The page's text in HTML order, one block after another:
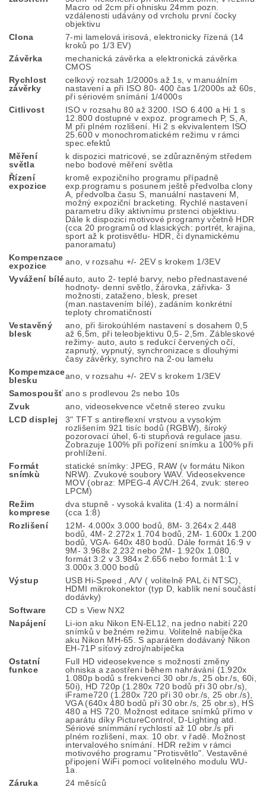
Macro od 2cm při ohnisku 24mm pozn.
vzdálenosti udávány od vrcholu první čocky
objektivu
Clona
7-mi lamelová irisová, elektronicky řízená (14
kroků po 1/3 EV)
Závěrka
mechanická závěrka a elektronická závěrka
CMOS
Rychlost
závěrky
celkový rozsah 1/2000s až 1s, v manuálním
nastavení a při ISO 80- 400 čas 1/2000s až 60s,
při sériovém snímání 1/4000s
Citlivost
ISO v rozsahu 80 až 3200. ISO 6.400 a Hi 1 s
12.800 dostupné v expoz. programech P, S, A,
M při plném rozlišení. Hi 2 s ekvivalentem ISO
25.600 v monochromatickém režimu v rámci
spec.efektů
Měření
světla
k dispozici matricové, se zdůrazněným středem
nebo bodové měření světla
Řízení
expozice
kromě expozičního programu případně
exp.programu s posunem ještě předvolba clony
A, předvolba času S, manuální nastaveni M,
možný expoziční bracketing. Rychlé nastavení
parametru díky aktivnímu prstenci objektivu.
Dále k dispozici motivové programy včetně HDR
(cca 20 programů od klasických: portrét, krajina,
sport až k protisvětlu- HDR, či dynamickému
panoramatu)
Kompenzace
expozice
ano, v rozsahu +/- 2EV s krokem 1/3EV
Vyvážení bíléauto, auto 2- teplé barvy, nebo přednastavené
hodnoty- denní světlo, žárovka, zářivka- 3
možnosti, zataženo, blesk, preset
(man.nastavením bílé), zadáním konkrétní
teploty chromatičnosti
Vestavěný
blesk
ano, při širokoúhlém nastavení s dosahem 0,5
až 6,5m, při teleobjektivu 0,5- 2,5m. Zábleskové
režimy- auto, auto s redukcí červených očí,
zapnutý, vypnutý, synchronizace s dlouhými
časy závěrky, synchro na 2-ou lamelu
Kompemzace
blesku
ano, v rozsahu +/- 2EV s krokem 1/3EV
Samospoušť ano s prodlevou 2s nebo 10s
Zvuk
ano, videosekvence včetně stereo zvuku
LCD displej
3" TFT s antireflexní vrstvou a vysokým
rozlišením 921 tisíc bodů (RGBW), široký
pozorovací úhel, 6-ti stupňová regulace jasu.
Zobrazuje 100% při pořízení snímku a 100% při
prohlížení.
Formát
snímkù
statické snímky: JPEG, RAW (v formátu Nikon
NRW). Zvukové soubory WAV. Videosekvence
MOV (obraz: MPEG-4 AVC/H.264, zvuk: stereo
LPCM)
Režim
komprese
dva stupně - vysoká kvalita (1:4) a normální
(cca 1:8)
Rozlišení
12M- 4.000x 3.000 bodů, 8M- 3.264x 2.448
bodů, 4M- 2.272x 1.704 bodů, 2M- 1.600x 1.200
bodů, VGA- 640x 480 bodů. Dále formát 16:9 v
9M- 3.968x 2.232 nebo 2M- 1.920x 1.080,
formát 3:2 v 3.984x 2.656 nebo formát 1:1 v
3.000x 3.000 bodů
Výstup
USB Hi-Speed , A/V ( volitelně PAL či NTSC),
HDMI mikrokonektor (typ D, kablík není součástí
dodávky)
Software
CD s View NX2
Napájení
Li-ion aku Nikon EN-EL12, na jedno nabití 220
snímků v bežném režimu. Volitelně nabíječka
aku Nikon MH-65. S aparátem dodávaný Nikon
EH-71P síťový zdroj/nabíječka
Ostatní
funkce
Full HD videosekvence s možností změny
ohniska a zaostření během nahrávání (1.920x
1.080p bodů s frekvencí 30 obr./s, 25 obr./s, 60i,
50i), HD 720p (1.280x 720 bodů při 30 obr./s),
iFrame720 (1.280x 720 při 30 obr./s, 25 obr./s),
VGA (640x 480 bodů při 30 obr./s, 25 obr.s), HS
480 a HS 720. Možnost editace snímků přímo v
aparátu díky PictureControl, D-Lighting atd.
Sériové snímmání rychlostí až 10 obr./s při
plném rozlišení, max. 10 obr. v řadě. Možnost
intervalového snímání. HDR režim v rámci
motivového programu "Protisvětlo". Vestavěné
připojení WiFi pomocí volitelného modulu WU-
1a.
Záruka
24 měsíců